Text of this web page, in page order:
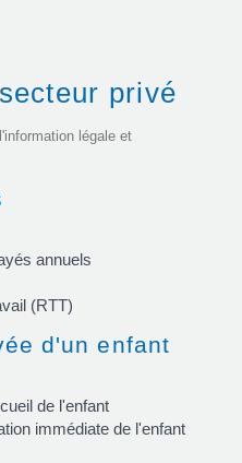
privé
légale et
annuels
(RTT)
d'un enfant
de l'enfant
immédiate de l'enfant